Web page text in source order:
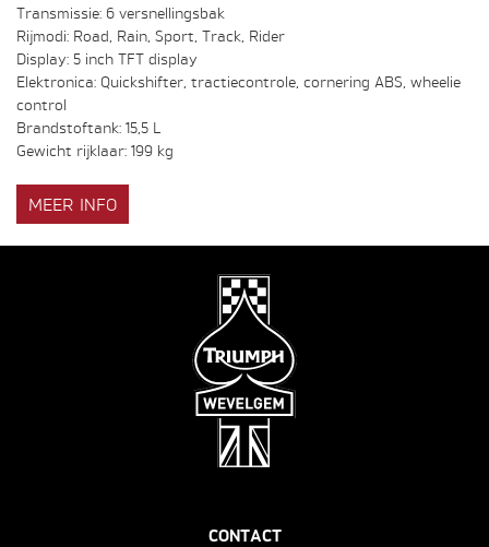
Transmissie: 6 versnellingsbak
Rijmodi: Road, Rain, Sport, Track, Rider
Display: 5 inch TFT display
Elektronica: Quickshifter, tractiecontrole, cornering ABS, wheelie
control
Brandstoftank: 15,5 L
Gewicht rijklaar: 199 kg
MEER INFO
CONTACT